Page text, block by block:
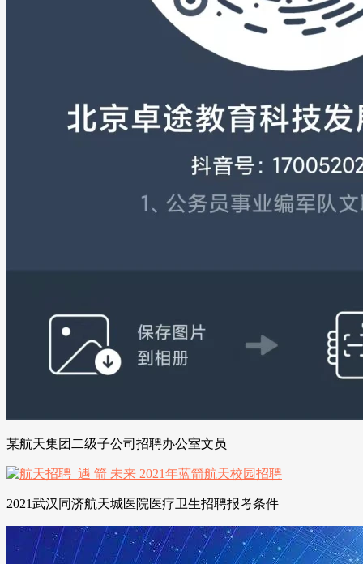
某航天集团二级子公司招聘办公室文员
2021武汉同济航天城医院医疗卫生招聘报考条件